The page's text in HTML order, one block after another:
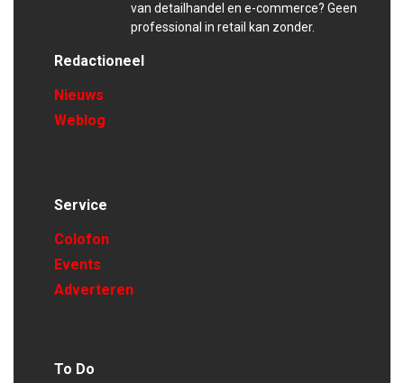
van detailhandel en e-commerce? Geen
professional in retail kan zonder.
Redactioneel
Nieuws
Weblog
Service
Colofon
Events
Adverteren
To Do